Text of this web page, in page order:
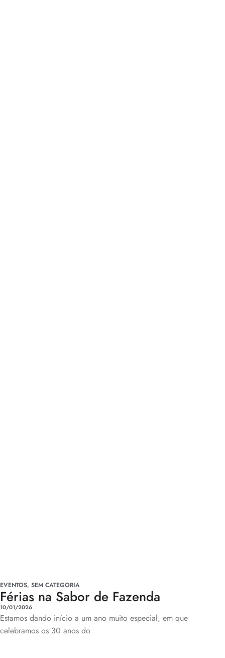
EVENTOS, SEM CATEGORIA
Férias na Sabor de Fazenda
10/01/2026
Estamos dando início a um ano muito especial, em que
celebramos os 30 anos do